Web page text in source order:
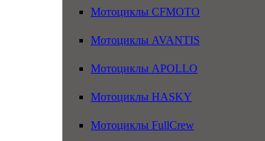
Мотоциклы CFMOTO
Мотоциклы AVANTIS
Мотоциклы APOLLO
Мотоциклы HASKY
Мотоциклы FullCrew